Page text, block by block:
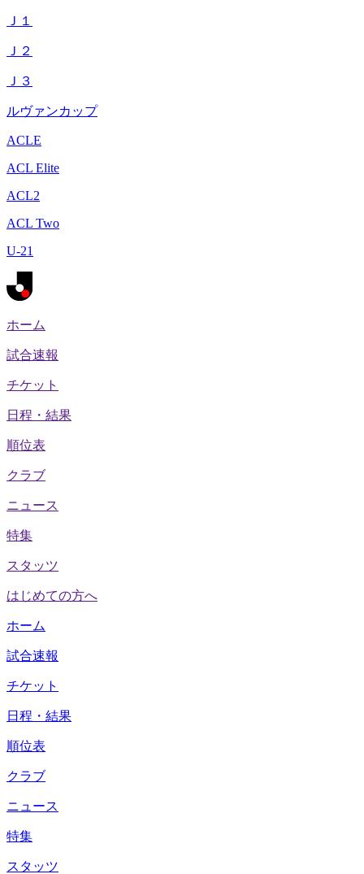
Ｊ１
Ｊ２
Ｊ３
ルヴァンカップ
ACLE
ACL Elite
ACL2
ACL Two
U-21
ホーム
試合速報
チケット
日程・結果
順位表
クラブ
ニュース
特集
スタッツ
はじめての方へ
ホーム
試合速報
チケット
日程・結果
順位表
クラブ
ニュース
特集
スタッツ